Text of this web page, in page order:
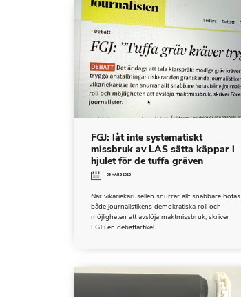
FGJ: låt inte systematiskt
missbruk av LAS sätta käppar i
hjulet för de tuffa gräven
09 MARS 2026
När vikariekarusellen snurrar allt snabbare hotas
både journalistikens demokratiska roll och
möjligheten att avslöja maktmissbruk, skriver
FGJ i en debattartikel...